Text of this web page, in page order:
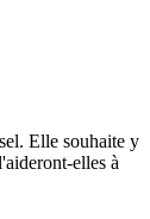
Elle souhaite y
elles à